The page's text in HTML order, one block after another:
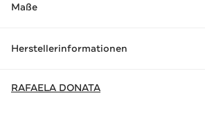
Maße
Herstellerinformationen
RAFAELA DONATA